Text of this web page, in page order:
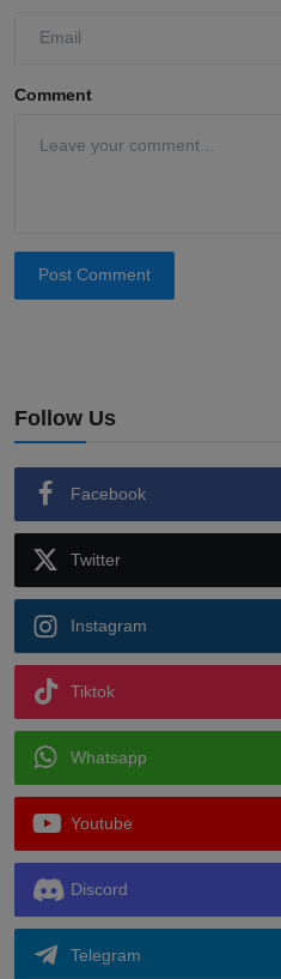
Comment
Post Comment
Follow Us
Facebook
Twitter
Instagram
Tiktok
Whatsapp
Youtube
Discord
Telegram